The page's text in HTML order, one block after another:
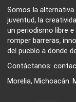
Somos la
juventud, la
un periodismo libre
romper barreras,
del pueblo a donde
Contáctanos:
Morelia, Michoacán.